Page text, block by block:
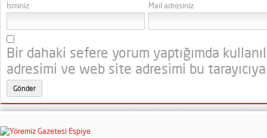
İsminiz Mail adresiniz
Bir dahaki sefere yorum yaptığımda
adresimi ve web site adresimi bu